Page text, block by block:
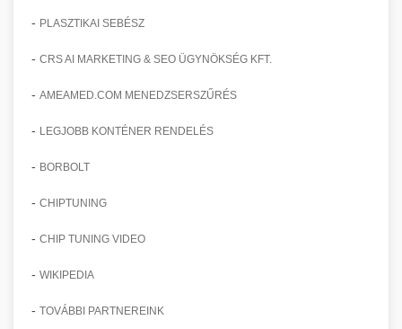
- PLASZTIKAI SEBÉSZ
- CRS AI MARKETING & SEO ÜGYNÖKSÉG KFT.
- AMEAMED.COM MENEDZSERSZŰRÉS
- LEGJOBB KONTÉNER RENDELÉS
- BORBOLT
- CHIPTUNING
- CHIP TUNING VIDEO
- WIKIPEDIA
- TOVÁBBI PARTNEREINK